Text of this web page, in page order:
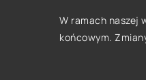
W ramach naszej
końcowym.